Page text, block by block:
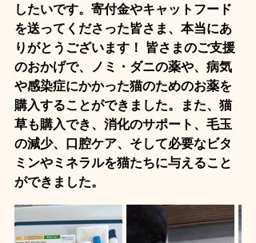
したいです。寄付金やキャットフード
を送ってくださった皆さま、本当にあ
りがとうございます！ 皆さまのご支援
のおかげで、ノミ・ダニの薬や、病気
や感染症にかかった猫のためのお薬を
購入することができました。また、猫
草も購入でき、消化のサポート、毛玉
の減少、口腔ケア、そして必要なビタ
ミンやミネラルを猫たちに与えること
ができました。